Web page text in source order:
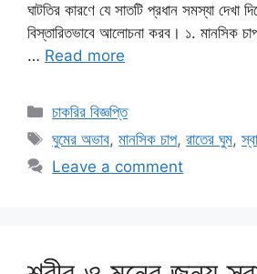
ঘাটতির কারণে যে সাতটি প্রধান সমস্যা দেখা
বিস্তারিতভাবে আলোচনা করব। ১. মানসিক
… Read more
Categories
চাকরির বিজ্ঞপ্তি
Tags
ঘুমের অভাব,মানসিক চাপ,রাতের ঘুম,
Leave a comment